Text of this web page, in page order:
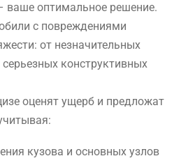
ваше оптимальное решение.
с повреждениями
от незначительных
конструктивных
оценят ущерб и предложат
кузова и основных узлов